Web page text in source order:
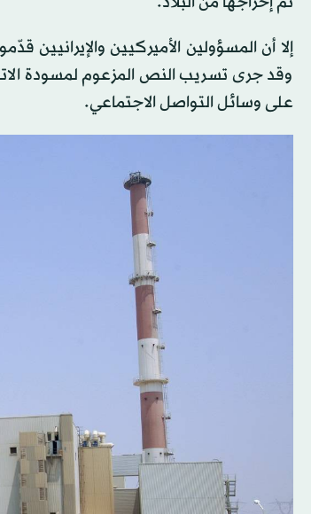
إلا أن المسؤولين الأميركيين والإيرانيين
وقد جرى تسريب النص المزعوم لمسودة
على وسائل التواصل الاجتماعي.